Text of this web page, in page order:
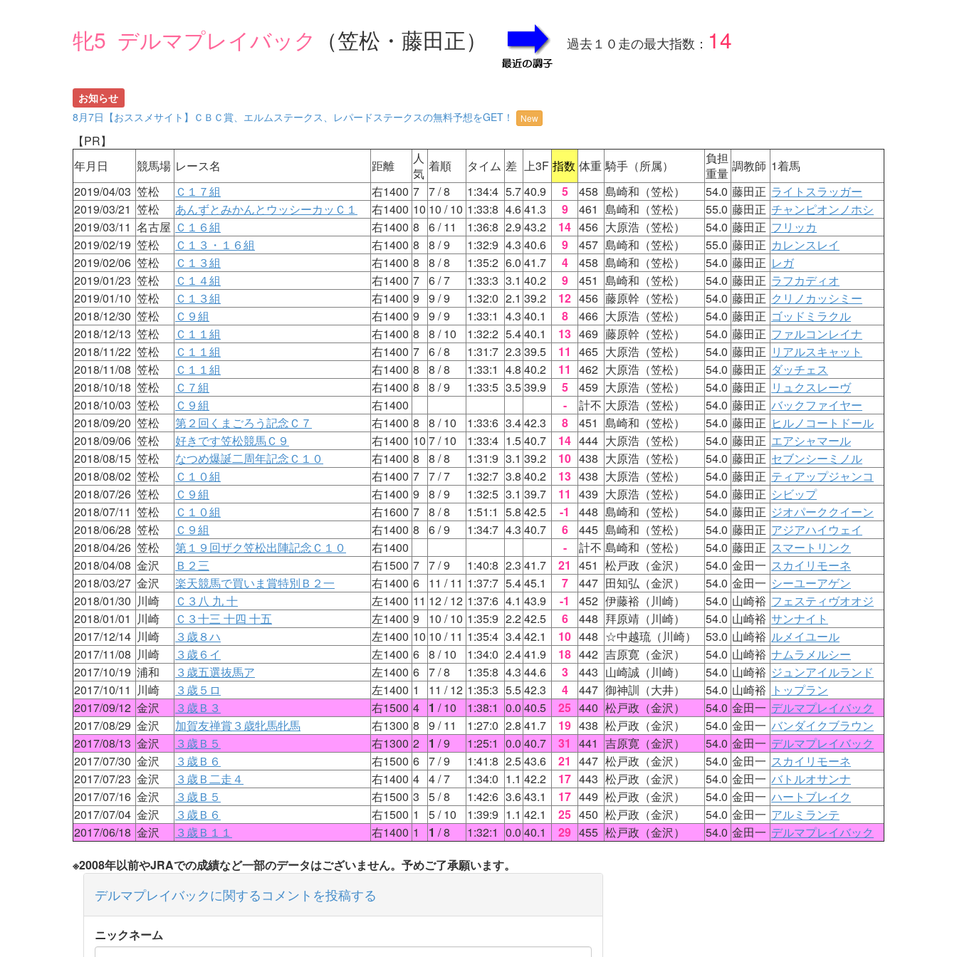
牝5 デルマプレイバック （笠松・藤田正） 過去１０走の最大指数： 14
お知らせ
8月7日【おススメサイト】ＣＢＣ賞、エルムステークス、レパードステークスの無料予想をGET！
New
【PR】
年月日
競馬場 レース名 距離
人
気 着順 タイム 差 上3F 指数 体重 騎手（所属）
負担
重量 調教師 1着馬
2019/04/03 笠松 Ｃ１７組 右1400 7 7/ 8 1:34:4 5.740.9 5 458 島崎和（笠松） 54.0 藤田正 ライトスラッガー
2019/03/21 笠松 あんずとみかんとウッシーカッＣ１ 右1400 10 10 / 10 1:33:8 4.641.3 9 461 島崎和（笠松） 55.0 藤田正 チャンピオンノホシ
2019/03/11 名古屋 Ｃ１６組 右1400 8 6/ 11 1:36:8 2.9 43.2 14 456 大原浩（笠松） 54.0 藤田正 フリッカ
2019/02/19 笠松 Ｃ１３・１６組 右1400 8 8 / 9 1:32:9 4.3 40.6 9 457 島崎和（笠松） 55.0 藤田正 カレンスレイ
2019/02/06 笠松 Ｃ１３組 右1400 8 8 / 8 1:35:2 6.0 41.7 4 458 島崎和（笠松） 54.0 藤田正 レガ
2019/01/23 笠松 Ｃ１４組 右1400 7 6/ 7 1:33:3 3.1 40.2 9 451 島崎和（笠松） 54.0 藤田正 ラフカディオ
2019/01/10 笠松 Ｃ１３組 右1400 9 9 / 9 1:32:0 2.1 39.2 12 456 藤原幹（笠松） 54.0 藤田正 クリノカッシミー
2018/12/30 笠松 Ｃ９組 右1400 9 9 / 9 1:33:1 4.3 40.1 8 466 大原浩（笠松） 54.0 藤田正 ゴッドミラクル
2018/12/13 笠松 Ｃ１１組 右1400 8 8 / 10 1:32:2 5.440.1 13 469 藤原幹（笠松） 54.0 藤田正 ファルコンレイナ
2018/11/22 笠松 Ｃ１１組 右1400 7 6/ 8 1:31:7 2.3 39.5 11 465 大原浩（笠松） 54.0 藤田正 リアルスキャット
2018/11/08 笠松 Ｃ１１組 右1400 8 8 / 8 1:33:1 4.8 40.2 11 462 大原浩（笠松） 54.0 藤田正 ダッチェス
2018/10/18 笠松 Ｃ７組 右1400 8 8 / 9 1:33:5 3.539.9 5 459 大原浩（笠松） 54.0 藤田正 リュクスレーヴ
2018/10/03 笠松 Ｃ９組 右1400 - 計不 大原浩（笠松） 54.0 藤田正 バックファイヤー
2018/09/20 笠松 第２回くまごろう記念Ｃ７ 右1400 8 8 / 10 1:33:6 3.442.3 8 451 島崎和（笠松） 54.0 藤田正 ヒルノコートドール
2018/09/06 笠松 好きです笠松競馬Ｃ９ 右1400 10 7/ 10 1:33:4 1.540.7 14 444 大原浩（笠松） 54.0 藤田正 エアシャマール
2018/08/15 笠松 なつめ爆誕二周年記念Ｃ１０ 右1400 8 8 / 8 1:31:9 3.1 39.2 10 438 大原浩（笠松） 54.0 藤田正 セブンシーミノル
2018/08/02 笠松 Ｃ１０組 右1400 7 7/ 7 1:32:7 3.8 40.2 13 438 大原浩（笠松） 54.0 藤田正 ティアップジャンコ
2018/07/26 笠松 Ｃ９組 右1400 9 8 / 9 1:32:5 3.1 39.7 11 439 大原浩（笠松） 54.0 藤田正 シビップ
2018/07/11 笠松 Ｃ１０組 右1600 7 8 / 8 1:51:1 5.8 42.5 -1 448 島崎和（笠松） 54.0 藤田正 ジオパーククイーン
2018/06/28 笠松 Ｃ９組 右1400 8 6/ 9 1:34:7 4.3 40.7 6 445 島崎和（笠松） 54.0 藤田正 アジアハイウェイ
2018/04/26 笠松 第１９回ザク笠松出陣記念Ｃ１０ 右1400 - 計不 島崎和（笠松） 54.0 藤田正 スマートリンク
2018/04/08 金沢 Ｂ２三 右1500 7 7/ 9 1:40:8 2.3 41.7 21 451 松戸政（金沢） 54.0 金田一 スカイリモーネ
2018/03/27 金沢 楽天競馬で買いま賞特別Ｂ２一 右1400 6 11 / 11 1:37:7 5.445.1 7 447 田知弘（金沢） 54.0 金田一 シーユーアゲン
2018/01/30 川崎 Ｃ３八 九 十 左1400 11 12/ 12 1:37:6 4.1 43.9 -1 452 伊藤裕（川崎） 54.0 山崎裕 フェスティヴオオジ
2018/01/01 川崎 Ｃ３十三 十四 十五 左1400 9 10 / 10 1:35:9 2.242.5 6 448 拜原靖（川崎） 54.0 山崎裕 サンナイト
2017/12/14 川崎 ３歳８ハ 左1400 10 10 / 11 1:35:4 3.442.1 10 448 ☆中越琉（川崎） 53.0 山崎裕 ルメイユール
2017/11/08 川崎 ３歳６イ 左1400 6 8 / 10 1:34:0 2.441.9 18 442 吉原寛（金沢） 54.0 山崎裕 ナムラメルシー
2017/10/19 浦和 ３歳五選抜馬ア 左1400 6 7/ 8 1:35:8 4.3 44.6 3 443 山崎誠（川崎） 54.0 山崎裕 ジュンアイルランド
2017/10/11 川崎 ３歳５ロ 左1400 1 11 / 12 1:35:3 5.542.3 4 447 御神訓（大井） 54.0 山崎裕 トップラン
2017/09/12 金沢 ３歳Ｂ３ 右1500 4 1 / 10 1:38:1 0.0 40.5 25 440 松戸政（金沢） 54.0 金田一 デルマプレイバック
2017/08/29 金沢 加賀友禅賞３歳牝馬牝馬 右1300 8 9 / 11 1:27:0 2.8 41.7 19 438 松戸政（金沢） 54.0 金田一 バンダイクブラウン
2017/08/13 金沢 ３歳Ｂ５ 右1300 2 1 / 9 1:25:1 0.0 40.7 31 441 吉原寛（金沢） 54.0 金田一 デルマプレイバック
2017/07/30 金沢 ３歳Ｂ６ 右1500 6 7/ 9 1:41:8 2.543.6 21 447 松戸政（金沢） 54.0 金田一 スカイリモーネ
2017/07/23 金沢 ３歳Ｂ二走４ 右1400 4 4/ 7 1:34:0 1.1 42.2 17 443 松戸政（金沢） 54.0 金田一 バトルオサンナ
2017/07/16 金沢 ３歳Ｂ５ 右1500 3 5/ 8 1:42:6 3.643.1 17 449 松戸政（金沢） 54.0 金田一 ハートブレイク
2017/07/04 金沢 ３歳Ｂ６ 右1500 1 5/ 10 1:39:9 1.1 42.1 25 450 松戸政（金沢） 54.0 金田一 アルミランテ
2017/06/18 金沢 ３歳Ｂ１１ 右1400 1 1 / 8 1:32:1 0.0 40.1 29 455 松戸政（金沢） 54.0 金田一 デルマプレイバック
※2008年以前やJRAでの成績など一部のデータはございません。予めご了承願います。
デルマプレイバックに関するコメントを投稿する
ニックネーム